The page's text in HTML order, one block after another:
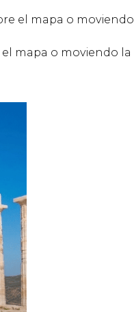
el mapa o moviendo
mapa o moviendo la